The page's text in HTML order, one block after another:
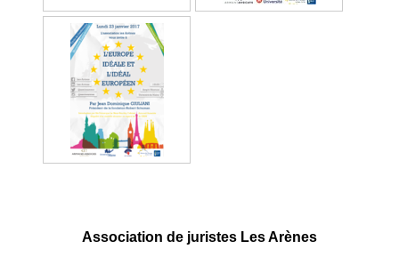
Association de juristes Les Arènes